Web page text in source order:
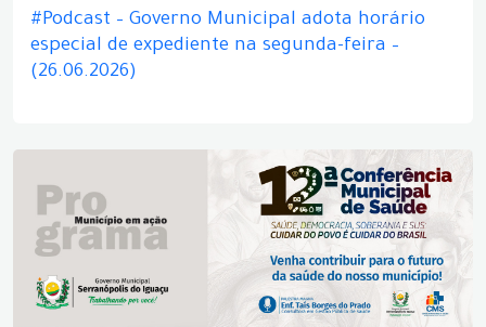
#Podcast – Governo Municipal adota horário
especial de expediente na segunda-feira –
(26.06.2026)